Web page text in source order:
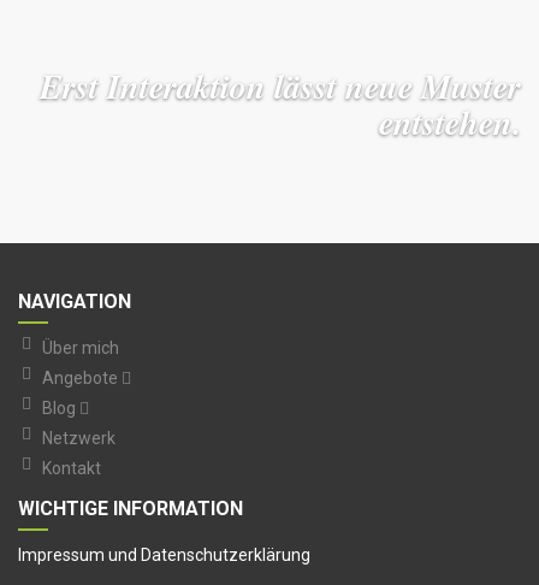
Erst Interaktion lässt neue Muster
entstehen.
NAVIGATION
Über mich
Angebote
Blog
Netzwerk
Kontakt
WICHTIGE INFORMATION
mpressum und Datenschutzerklärung